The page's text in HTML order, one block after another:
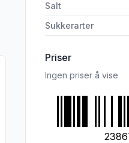
Salt
Sukkerarter
Priser
Ingen priser å vise